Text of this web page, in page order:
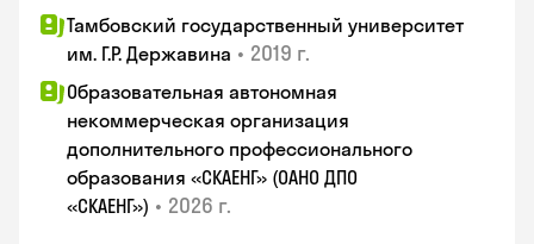
Тамбовский государственный университет
им. Г.Р. Державина • 2019 г.
Образовательная автономная
некоммерческая организация
дополнительного профессионального
образования «СКАЕНГ» (ОАНО ДПО
«СКАЕНГ») • 2026 г.